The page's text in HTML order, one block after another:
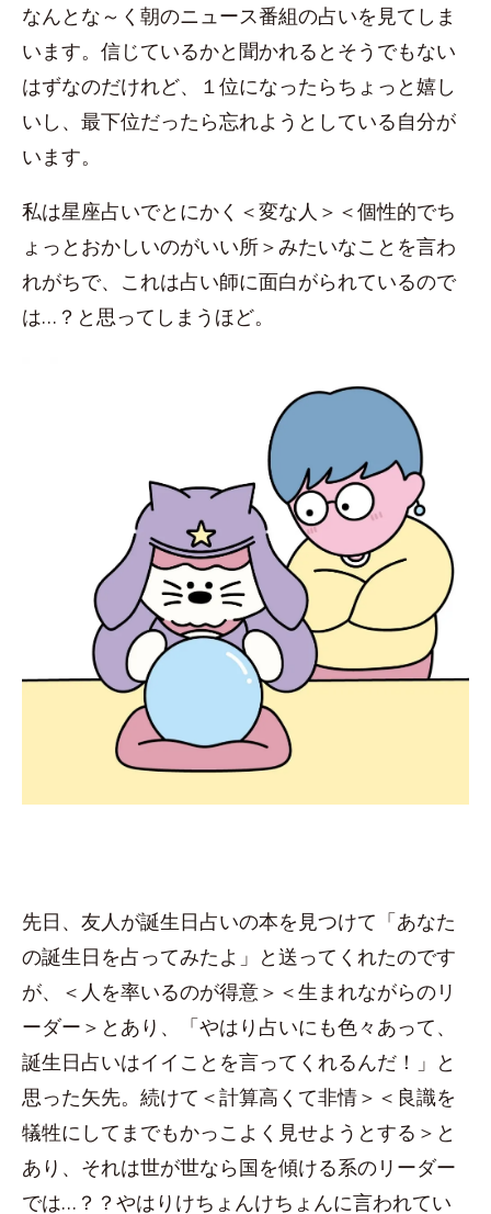
なんとな～く朝のニュース番組の占いを見てしま
います。信じているかと聞かれるとそうでもない
はずなのだけれど、１位になったらちょっと嬉し
いし、最下位だったら忘れようとしている自分が
います。
私は星座占いでとにかく＜変な人＞＜個性的でち
ょっとおかしいのがいい所＞みたいなことを言わ
れがちで、これは占い師に面白がられているので
は…？と思ってしまうほど。
先日、友人が誕生日占いの本を見つけて「あなた
の誕生日を占ってみたよ」と送ってくれたのです
が、＜人を率いるのが得意＞＜生まれながらのリ
ーダー＞とあり、「やはり占いにも色々あって、
誕生日占いはイイことを言ってくれるんだ！」と
思った矢先。続けて＜計算高くて非情＞＜良識を
犠牲にしてまでもかっこよく見せようとする＞と
あり、それは世が世なら国を傾ける系のリーダー
では…？？やはりけちょんけちょんに言われてい